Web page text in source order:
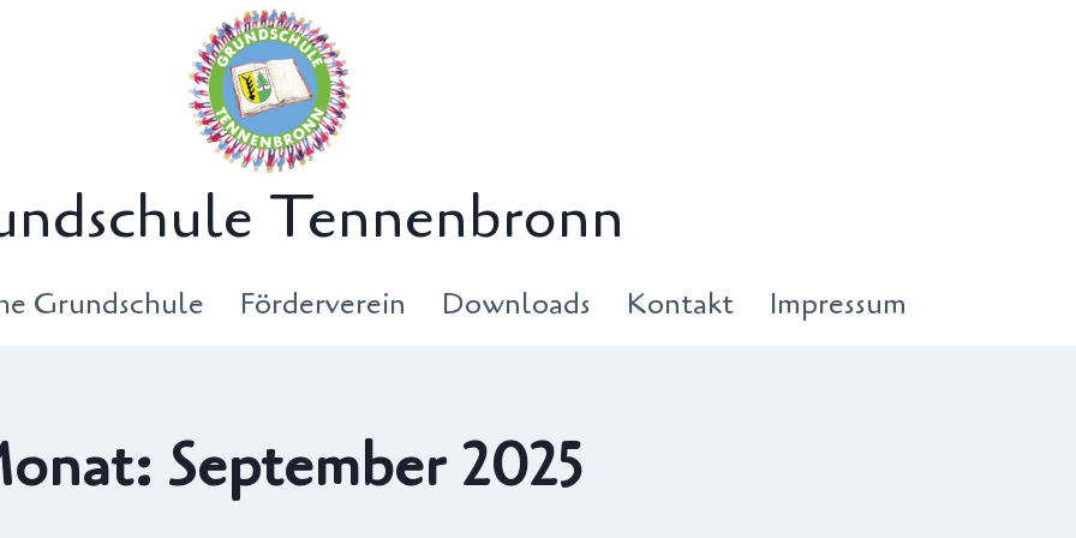
Tennenbronn
Grundschule Förderverein Downloads Kontakt Impressum
September 2025